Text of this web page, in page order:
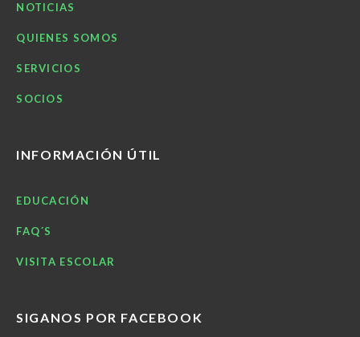
NOTICIAS
QUIENES SOMOS
SERVICIOS
SOCIOS
INFORMACIÓN ÚTIL
EDUCACIÓN
FAQ´S
VISITA ESCOLAR
SIGANOS POR FACEBOOK